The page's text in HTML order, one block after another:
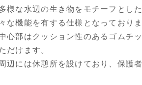
様な水辺の生き物をモチーフとし
な機能を有する仕様となっておりま
心部はクッション性のあるゴムチ
だけます。
辺には休憩所を設けており、保護